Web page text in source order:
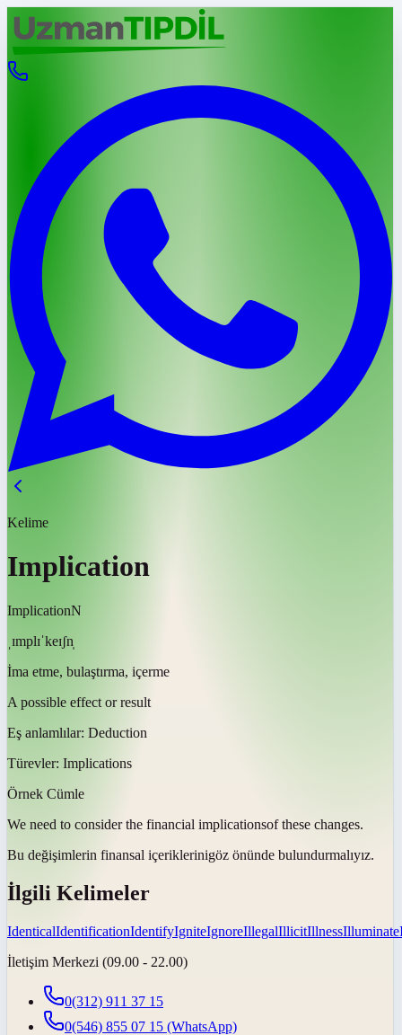
Kelime
Implication
ImplicationN
ˌɪmplɪˈkeɪʃn̩
İma etme, bulaştırma, içerme
A possible effect or result
Eş anlamlılar: Deduction
Türevler: Implications
Örnek Cümle
We need to consider the financial implicationsof these changes.
Bu değişimlerin finansal içeriklerinigöz önünde bulundurmalıyız.
İlgili Kelimeler
IdenticalIdentificationIdentifyIgniteIgnoreIllegalIllicitIllnessIlluminate
İletişim Merkezi (09.00 - 22.00)
0(312) 911 37 15
0(546) 855 07 15 (WhatsApp)